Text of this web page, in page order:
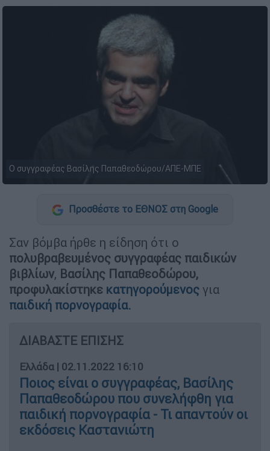
Ο συγγραφέας Βασίλης Παπαθεοδώρου/AΠΕ-ΜΠΕ
Προσθέστε το ΕΘΝΟΣ στη Google
Σαν βόμβα ήρθε η είδηση ότι ο
πολυβραβευμένος συγγραφέας παιδικών
βιβλίων, Βασίλης Παπαθεοδώρου,
προφυλακίστηκε κατηγορούμενος για
παιδική πορνογραφία.
ΔΙΑΒΑΣΤΕ ΕΠΙΣΗΣ
Ελλάδα | 02.11.2022 16:10
Ποιος είναι ο συγγραφέας, Βασίλης
Παπαθεοδώρου που συνελήφθη για
παιδική πορνογραφία - Τι απαντούν οι
εκδόσεις Καστανιώτη